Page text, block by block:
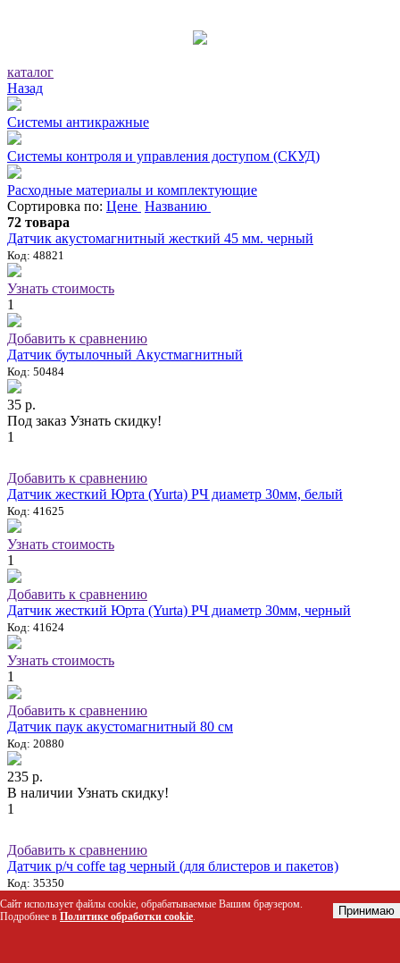
каталог
Назад
Системы антикражные
Системы контроля и управления доступом (СКУД)
Расходные материалы и комплектующие
Сортировка по: Цене Названию
72 товара
Датчик акустомагнитный жесткий 45 мм. черный
Код: 48821
Узнать стоимость
1
Добавить к сравнению
Датчик бутылочный Акустмагнитный
Код: 50484
35 р.
Под заказ Узнать скидку!
1
Добавить к сравнению
Датчик жесткий Юрта (Yurta) РЧ диаметр 30мм, белый
Код: 41625
Узнать стоимость
1
Добавить к сравнению
Датчик жесткий Юрта (Yurta) РЧ диаметр 30мм, черный
Код: 41624
Узнать стоимость
1
Добавить к сравнению
Датчик паук акустомагнитный 80 см
Код: 20880
235 р.
В наличии Узнать скидку!
1
Добавить к сравнению
Датчик р/ч coffe tag черный (для блистеров и пакетов)
Код: 35350
30 р.
Сайт использует файлы cookie, обрабатываемые Вашим браузером.
Подробнее в Политике обработки cookie. Принимаю